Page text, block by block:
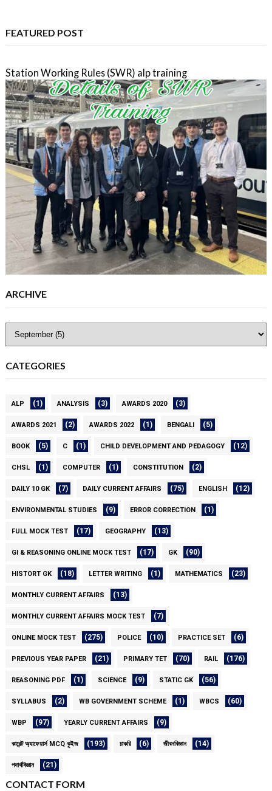
FEATURED POST
Station Working Rules (SWR) alp training
ARCHIVE
CATEGORIES
ALP (1) ANALYSIS (3) AWARDS 2020 (3)
AWARDS 2021 (2) AWARDS 2022 (1) BENGALI (5)
BOOK (5) C (1) CHILD DEVELOPMENT AND PEDAGOGY (12)
CHSL (1) COMPUTER (1) CONSTITUTION (2)
DAILY 10 GK (7) DAILY CURRENT AFFAIRS (75) ENGLISH (12)
ENVIRONMENTAL STUDIES (9) ERROR CORRECTION (1)
FULL MOCK TEST (17) GEOGRAPHY (13)
GI & REASONING ONLINE MOCK TEST (17) GK (90)
HISTORT GK (18) LETTER WRITING (1) MATHEMATICS (23)
MONTHLY CURRENT AFFAIRS (13)
MONTHLY CURRENT AFFAIRS MOCK TEST (7)
ONLINE MOCK TEST (275) POLICE (10) PRACTICE SET (6)
PREVIOUS YEAR PAPER (21) PRIMARY TET (70) RAIL (176)
REASONING PDF (1) SCIENCE (9) STATIC GK (56)
SYLLABUS (2) WB GOVERNMENT SCHEME (1) WBCS (60)
WBP (97) YEARLY CURRENT AFFAIRS (9)
কারেন্ট অ্যাফেয়ার্স MCQ কুইজ (193) চাকরি (6) জীবনবিজ্ঞান (14)
পদার্থবিজ্ঞান (21)
CONTACT FORM